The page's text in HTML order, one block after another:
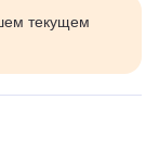
текущем